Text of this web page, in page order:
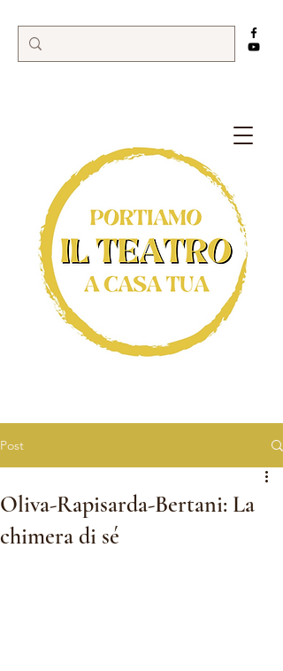
Post
Oliva-Rapisarda-Bertani: La
chimera di sé